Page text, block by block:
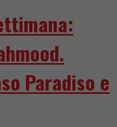
Paradiso e